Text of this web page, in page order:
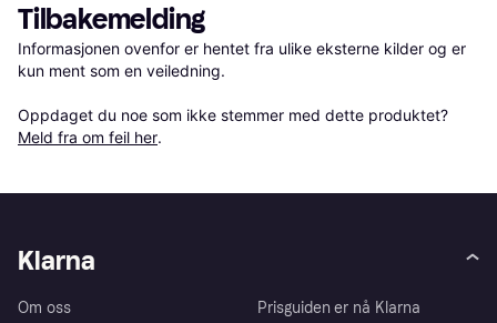
Tilbakemelding
Informasjonen ovenfor er hentet fra ulike eksterne kilder og er
kun ment som en veiledning.
Oppdaget du noe som ikke stemmer med dette produktet?
Meld fra om feil her.
Klarna
Om oss
Prisguiden er nå Klarna